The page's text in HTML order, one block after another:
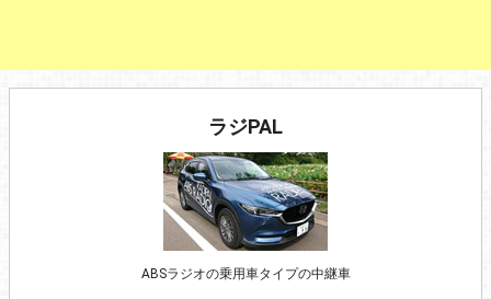
ラジPAL
ABSラジオの乗用車タイプの中継車